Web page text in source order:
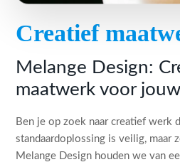
Creatief
Melange Design:
maatwerk voor
Ben je op zoek naar creatief werk
standaardoplossing is veilig, maar
Melange Design houden we van